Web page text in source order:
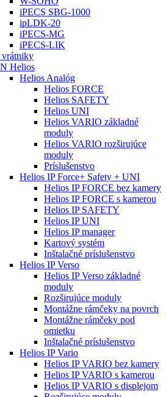
iPECS SBG-1000
ipLDK-20
iPECS-MG
iPECS-LIK
vrátniky
Helios
Helios Analóg
Helios FORCE
Helios SAFETY
Helios UNI
Helios VARIO základné
moduly
Helios VARIO rozširujúce
moduly
Príslušenstvo
Helios IP Force+ Safety + UNI
Helios IP FORCE bez kamery
Helios IP FORCE s kamerou
Helios IP SAFETY
Helios IP UNI
Helios IP manager
Kartový systém
Inštalačné príslušenstvo
Helios IP Verso
Helios IP Verso základné
moduly
Rozširujúce moduly
Montážne rámčeky na povrch
Montážne rámčeky pod
omietku
Inštalačné príslušenstvo
Helios IP Vario
Helios IP VARIO bez kamery
Helios IP VARIO s kamerou
Helios IP VARIO s displejom